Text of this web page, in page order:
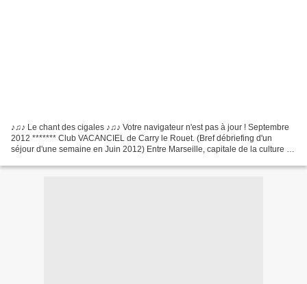
♪♫♪ Le chant des cigales ♪♫♪ Votre navigateur n'est pas à jour ! Septembre
2012 ******* Club VACANCIEL de Carry le Rouet. (Bref débriefing d'un
séjour d'une semaine en Juin 2012) Entre Marseille, capitale de la culture en